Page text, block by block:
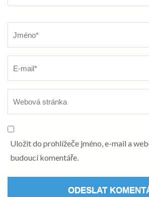
Uložit do prohlížeče jméno, e-mail a
budoucí komentáře.